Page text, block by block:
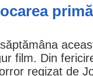
film. Din
regizat de